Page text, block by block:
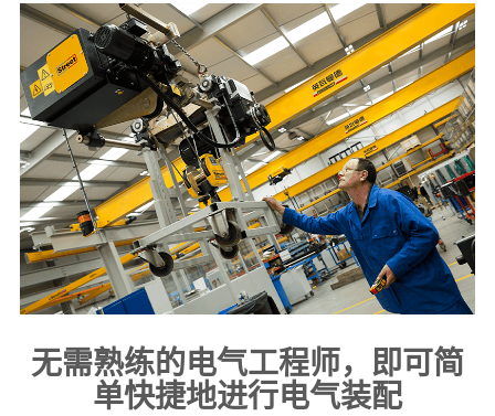
无需熟练的电气工程师，即可简
单快捷地进行电气装配